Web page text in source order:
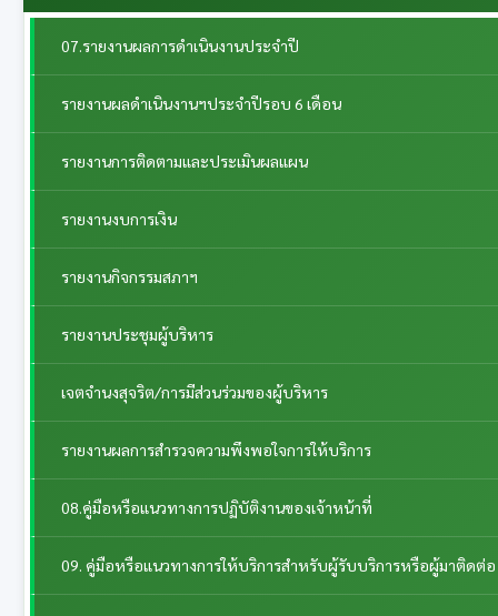
07.รายงานผลการดำเนินงานประจำปี
รายงานผลดำเนินงานฯประจำปีรอบ 6 เดือน
รายงานการติดตามและประเมินผลแผน
รายงานงบการเงิน
รายงานกิจกรรมสภาฯ
รายงานประชุมผู้บริหาร
เจตจำนงสุจริต/การมีส่วนร่วมของผู้บริหาร
รายงานผลการสำรวจความพึงพอใจการให้บริการ
08.คู่มือหรือแนวทางการปฏิบัติงานของเจ้าหน้าที่
09. คู่มือหรือแนวทางการให้บริการสำหรับผู้รับบริการหรือผู้มาติดต่อ